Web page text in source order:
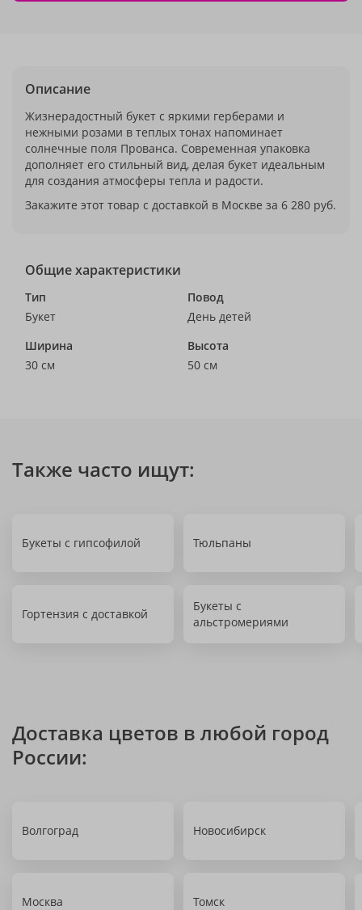
Описание
Жизнерадостный букет с яркими герберами и
нежными розами в теплых тонах напоминает
солнечные поля Прованса. Современная упаковка
дополняет его стильный вид, делая букет идеальным
для создания атмосферы тепла и радости.
Закажите этот товар с доставкой в Москве за 6 280 руб.
Общие характеристики
Тип
Букет
Повод
День детей
Ширина
30 см
Высота
50 см
Также часто ищут:
Букеты с гипсофилой Тюльпаны
Гортензия с доставкой
Букеты с
альстромериями
Доставка цветов в любой город
России:
Волгоград Новосибирск
Москва Томск